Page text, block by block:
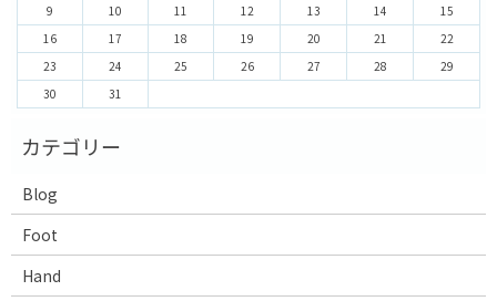
9
10 11 12 13 14
15
16
17 18 19 20 21
22
23
24 25 26 27 28
29
30
31
Blog
Foot
Hand